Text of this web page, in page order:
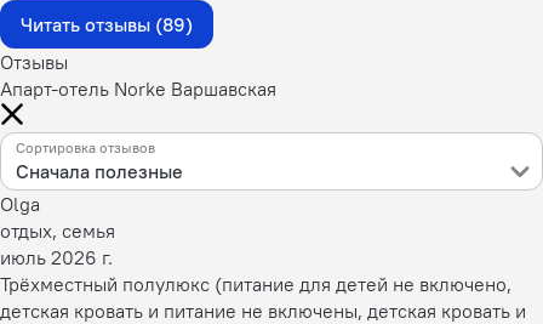
Читать отзывы (89)
Отзывы
Апарт-отель Norke Варшавская
Сортировка отзывов
Сначала полезные
Olga
отдых, семья
июль 2026 г.
Трёхместный полулюкс (питание для детей не включено,
детская кровать и питание не включены, детская кровать и